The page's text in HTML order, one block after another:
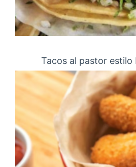
Tacos al pastor estilo